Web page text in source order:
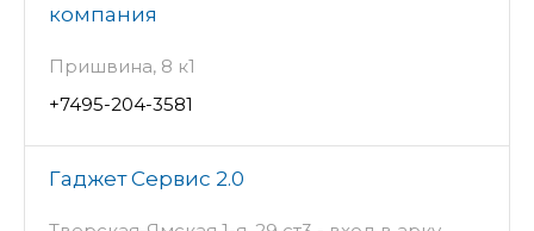
компания
Пришвина, 8 к1
+7495-204-3581
Гаджет Сервис 2.0